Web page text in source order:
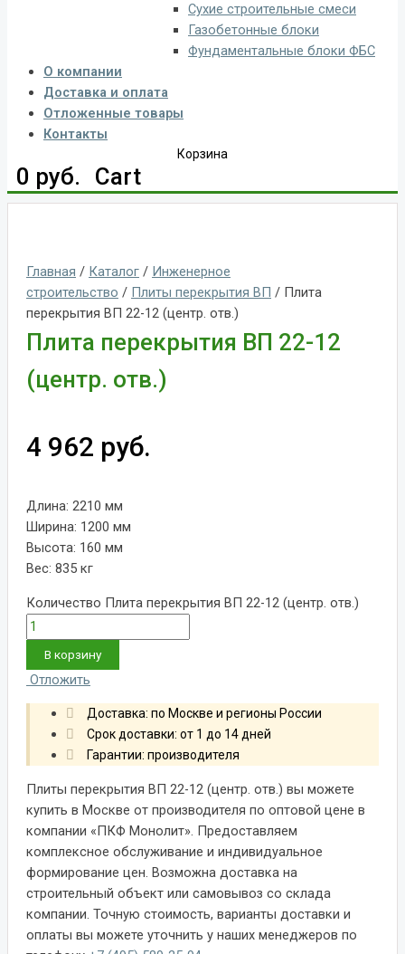
Сухие строительные смеси
Газобетонные блоки
Фундаментальные блоки ФБС
О компании
Доставка и оплата
Отложенные товары
Контакты
Корзина
0 руб. Cart
Главная / Каталог / Инженерное
строительство / Плиты перекрытия ВП / Плита
перекрытия ВП 22-12 (центр. отв.)
Плита перекрытия ВП 22-12
(центр. отв.)
4 962 руб.
Длина: 2210 мм
Ширина: 1200 мм
Высота: 160 мм
Вес: 835 кг
Количество Плита перекрытия ВП 22-12 (центр. отв.)
В корзину
Отложить
Доставка: по Москве и регионы России
Срок доставки: от 1 до 14 дней
Гарантии: производителя
Плиты перекрытия ВП 22-12 (центр. отв.) вы можете
купить в Москве от производителя по оптовой цене в
компании «ПКФ Монолит». Предоставляем
комплексное обслуживание и индивидуальное
формирование цен. Возможна доставка на
строительный объект или самовывоз со склада
компании. Точную стоимость, варианты доставки и
оплаты вы можете уточнить у наших менеджеров по